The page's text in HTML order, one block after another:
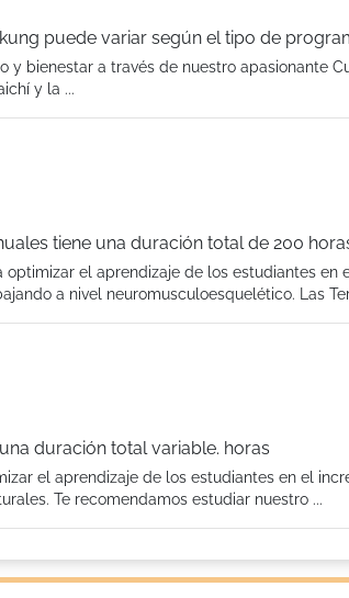
puede variar según el tipo de
bienestar a través de nuestro apasionante
y la ...
tiene una duración total de 200
optimizar el aprendizaje de los estudiantes en
a nivel neuromusculoesquelético. Las
duración total variable. horas
el aprendizaje de los estudiantes en el
Te recomendamos estudiar nuestro ...